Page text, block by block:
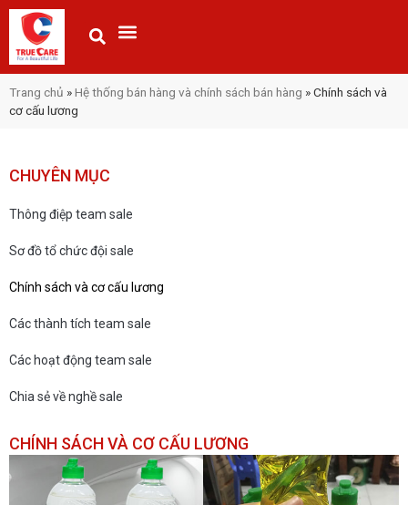
Trang chủ »Hệ thống bán hàng và chính sách bán hàng »Chính sách và
cơ cấu lương
CHUYÊN MỤC
Thông điệp team sale
Sơ đồ tổ chức đội sale
Chính sách và cơ cấu lương
Các thành tích team sale
Các hoạt động team sale
Chia sẻ về nghề sale
CHÍNH SÁCH VÀ CƠ CẤU LƯƠNG